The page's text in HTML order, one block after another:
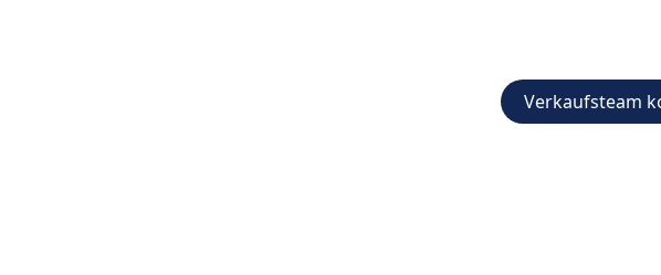
Verkaufsteam